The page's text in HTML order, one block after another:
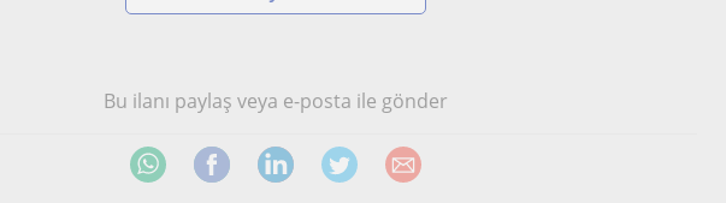
Bu ilanı paylaş veya e-posta ile gönder